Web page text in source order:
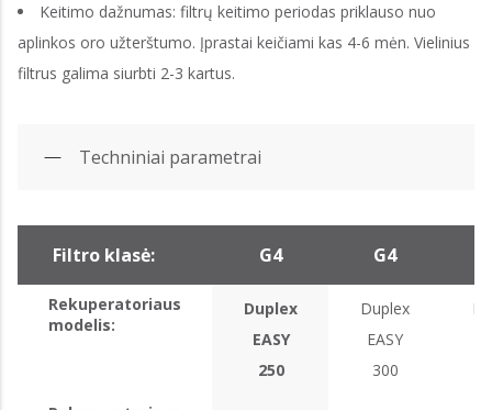
Keitimo dažnumas: filtrų keitimo periodas priklauso nuo
aplinkos oro užterštumo. Įprastai keičiami kas 4-6 mėn. Vielinius
filtrus galima siurbti 2-3 kartus.
Techniniai parametrai
Filtro klasė: G4 G4
Rekuperatoriaus
modelis:
Duplex
EASY
250
Duplex
EASY
300